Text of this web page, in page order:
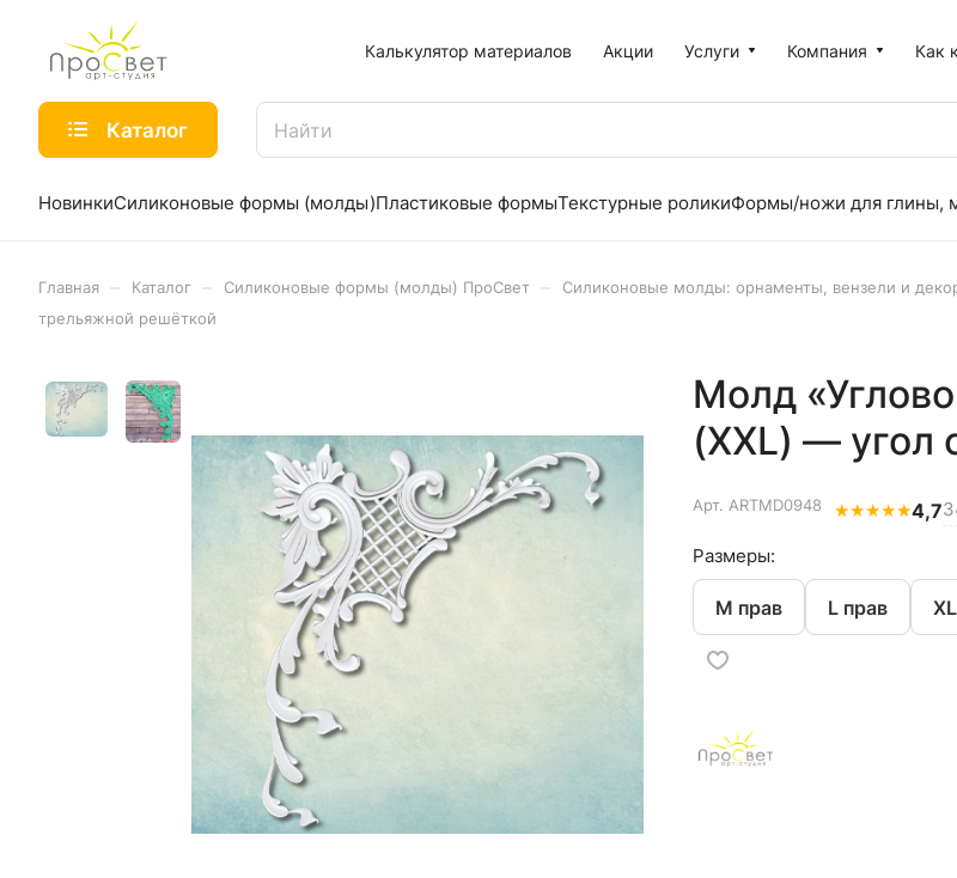
Калькулятор материалов Акции Услуги Компания Как
Каталог
НовинкиСиликоновые формы (молды)Пластиковые формыТекстурные роликиФормы/ножи для глины,
Главная Каталог Силиконовые формы (молды) ПроСвет Силиконовые молды: орнаменты, вензели и
трельяжной решёткой
Молд
(XXL) — угол
Арт. ARTMD0948 ★★★★★4,7
Размеры:
M прав L прав